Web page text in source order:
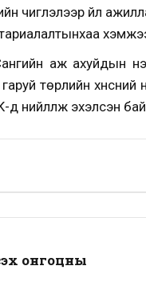
чиглэлээр үйл
аж ахуйдын
төрлийн
д нийлүүлж эхэлсэн
онгоцны